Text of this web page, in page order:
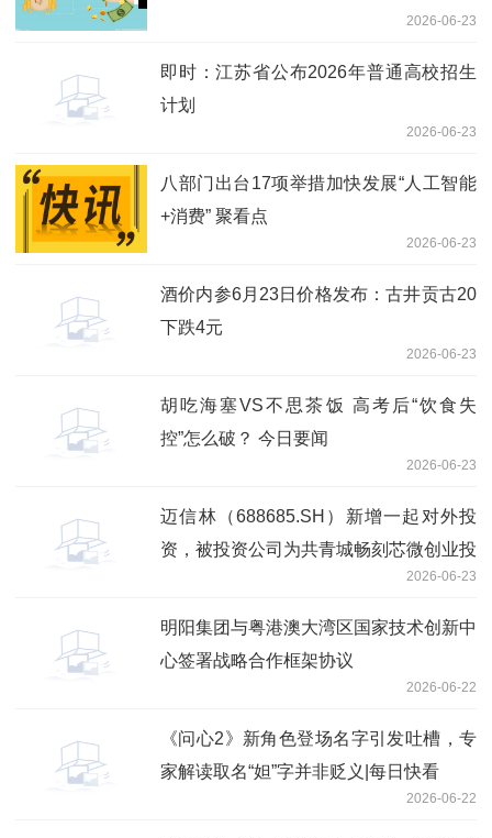
2026-06-23
即时：江苏省公布2026年普通高校招生
计划
2026-06-23
八部门出台17项举措加快发展“人工智能
+消费” 聚看点
2026-06-23
酒价内参6月23日价格发布：古井贡古20
下跌4元
2026-06-23
胡吃海塞VS不思茶饭 高考后“饮食失
控”怎么破？ 今日要闻
2026-06-23
迈信林（688685.SH）新增一起对外投
资，被投资公司为共青城畅刻芯微创业投
2026-06-23
明阳集团与粤港澳大湾区国家技术创新中
心签署战略合作框架协议
2026-06-22
《问心2》新角色登场名字引发吐槽，专
家解读取名“妲”字并非贬义|每日快看
2026-06-22